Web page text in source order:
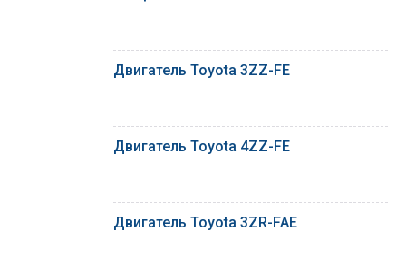
Двигатель Toyota 3ZZ-FE
Двигатель Toyota 4ZZ-FE
Двигатель Toyota 3ZR-FAE